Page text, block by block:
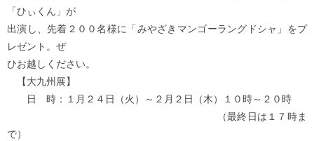
「ひぃくん」が
出演し、先着２００名様に「みやざきマンゴーラングドシャ」をプ
レゼント。ぜ
ひお越しください。
【大九州展】
日 時：１月２４日（火）～２月２日（木）１０時～２０時
（最終日は１７時ま
で）